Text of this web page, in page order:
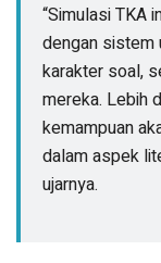
“Simulasi TKA
dengan sistem
karakter soal,
mereka. Lebih
kemampuan
dalam aspek
ujarnya.